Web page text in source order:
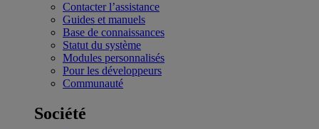
Contacter l’assistance
Guides et manuels
Base de connaissances
Statut du système
Modules personnalisés
Pour les développeurs
Communauté
Société